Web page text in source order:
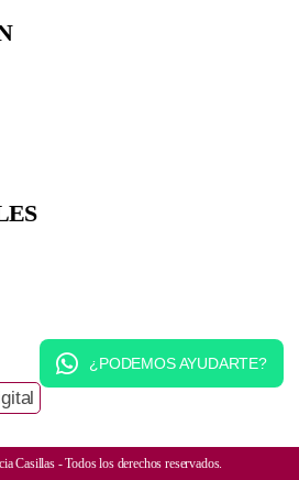
Casillas - Todos los derechos reservados.
¿PODEMOS AYUDARTE?